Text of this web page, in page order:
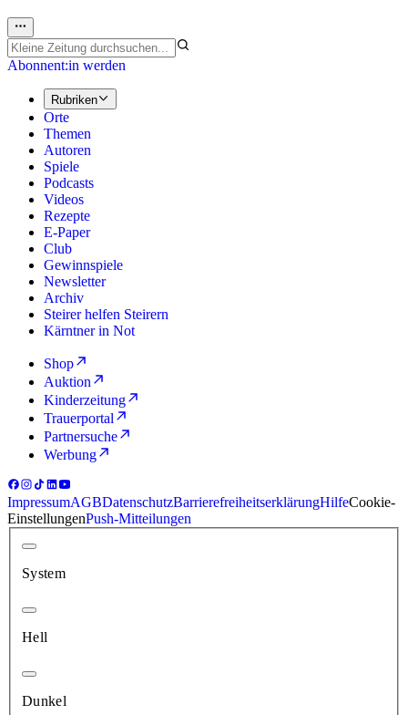
Abonnent:in werden
Rubriken
Orte
Themen
Autoren
Spiele
Podcasts
Videos
Rezepte
E-Paper
Club
Gewinnspiele
Newsletter
Archiv
Steirer helfen Steirern
Kärntner in Not
Shop
Auktion
Kinderzeitung
Trauerportal
Partnersuche
Werbung
ImpressumAGBDatenschutzBarrierefreiheitserklärungHilfeCookie-
EinstellungenPush-Mitteilungen
System
Hell
Dunkel